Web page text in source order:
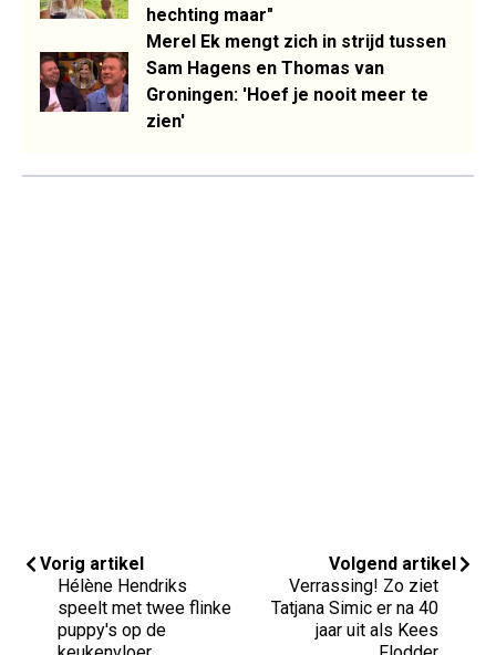
hechting maar"
Merel Ek mengt zich in strijd tussen
Sam Hagens en Thomas van
Groningen: 'Hoef je nooit meer te
zien'
Vorig artikel
Hélène Hendriks
speelt met twee flinke
puppy's op de
Volgend artikel
Verrassing! Zo ziet
Tatjana Simic er na 40
jaar uit als Kees